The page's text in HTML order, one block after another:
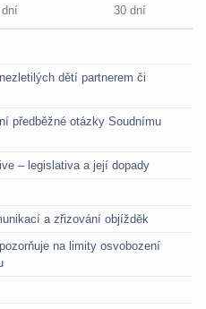
dní 30 dní
dětí partnerem či
předběžné otázky Soudnímu
– legislativa a její dopady
a zřizování objížděk
na limity osvobození